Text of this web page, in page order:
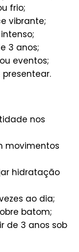
frio;
vibrante;
3 anos;
eventos;
nos
movimentos
hidratação
ao dia;
batom;
de 3 anos sob